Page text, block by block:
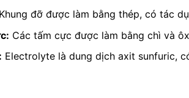
Khung đỡ được làm bằng thép, có tác
Các tấm cực được làm bằng chì và
Electrolyte là dung dịch axit sunfuric,